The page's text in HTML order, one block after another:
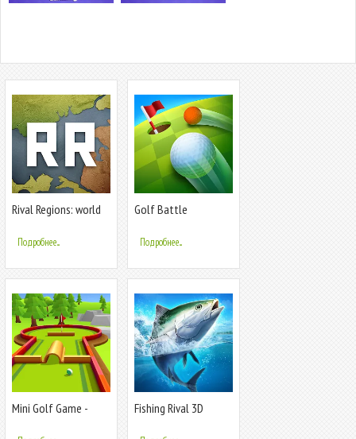
Rival Regions: world
Подробнее...
Golf Battle
Подробнее...
Mini Golf Game -
Fishing Rival 3D